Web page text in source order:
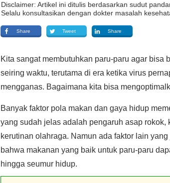
Disclaimer: Artikel ini ditulis berdasarkan sudut
Selalu konsultasikan dengan dokter masalah
Share Tweet Share
Kita sangat membutuhkan paru-paru agar bisa
seiring waktu, terutama di era ketika virus
mengganas. Bagaimana kita bisa
Banyak faktor pola makan dan gaya hidup
yang sudah jelas adalah pengaruh asap
kerutinan olahraga. Namun ada faktor lain
bahwa makanan yang baik untuk paru-paru
hingga seumur hidup.